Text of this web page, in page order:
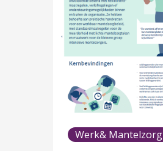
Werk& Mantelzorg